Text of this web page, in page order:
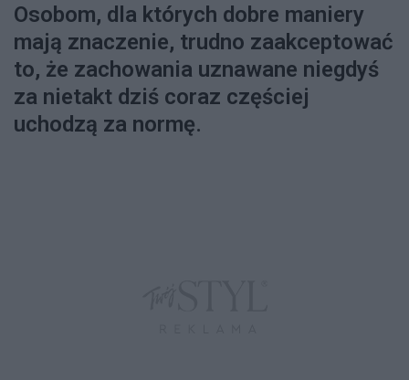
Osobom, dla których dobre maniery
mają znaczenie, trudno zaakceptować
to, że zachowania uznawane niegdyś
za nietakt dziś coraz częściej
uchodzą za normę.